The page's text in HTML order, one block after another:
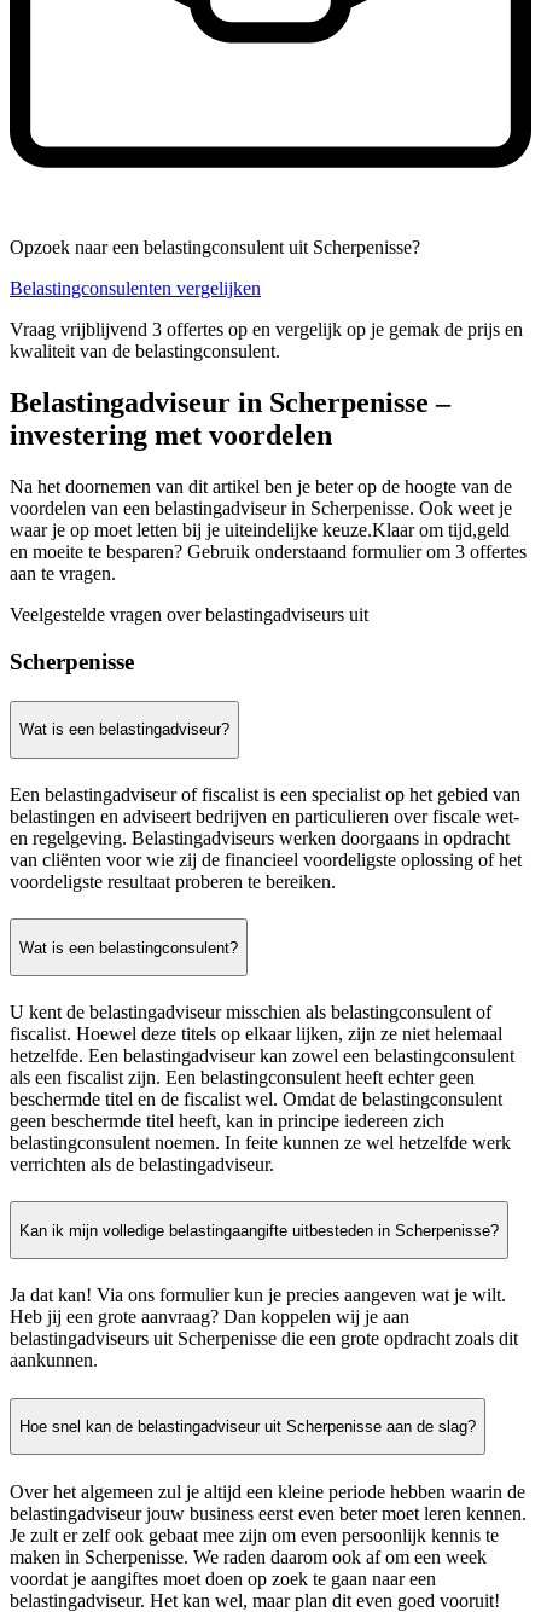
Opzoek naar een belastingconsulent uit Scherpenisse?
Belastingconsulenten vergelijken
Vraag vrijblijvend 3 offertes op en vergelijk op je gemak de prijs en
kwaliteit van de belastingconsulent.
Belastingadviseur in Scherpenisse –
investering met voordelen
Na het doornemen van dit artikel ben je beter op de hoogte van de
voordelen van een belastingadviseur in Scherpenisse. Ook weet je
waar je op moet letten bij je uiteindelijke keuze.Klaar om tijd,geld
en moeite te besparen? Gebruik onderstaand formulier om 3 offertes
aan te vragen.
Veelgestelde vragen over belastingadviseurs uit
Scherpenisse
Wat is een belastingadviseur?
Een belastingadviseur of fiscalist is een specialist op het gebied van
belastingen en adviseert bedrijven en particulieren over fiscale wet-
en regelgeving. Belastingadviseurs werken doorgaans in opdracht
van cliënten voor wie zij de financieel voordeligste oplossing of het
voordeligste resultaat proberen te bereiken.
Wat is een belastingconsulent?
U kent de belastingadviseur misschien als belastingconsulent of
fiscalist. Hoewel deze titels op elkaar lijken, zijn ze niet helemaal
hetzelfde. Een belastingadviseur kan zowel een belastingconsulent
als een fiscalist zijn. Een belastingconsulent heeft echter geen
beschermde titel en de fiscalist wel. Omdat de belastingconsulent
geen beschermde titel heeft, kan in principe iedereen zich
belastingconsulent noemen. In feite kunnen ze wel hetzelfde werk
verrichten als de belastingadviseur.
Kan ik mijn volledige belastingaangifte uitbesteden in Scherpenisse?
Ja dat kan! Via ons formulier kun je precies aangeven wat je wilt.
Heb jij een grote aanvraag? Dan koppelen wij je aan
belastingadviseurs uit Scherpenisse die een grote opdracht zoals dit
aankunnen.
Hoe snel kan de belastingadviseur uit Scherpenisse aan de slag?
Over het algemeen zul je altijd een kleine periode hebben waarin de
belastingadviseur jouw business eerst even beter moet leren kennen.
Je zult er zelf ook gebaat mee zijn om even persoonlijk kennis te
maken in Scherpenisse. We raden daarom ook af om een week
voordat je aangiftes moet doen op zoek te gaan naar een
belastingadviseur. Het kan wel, maar plan dit even goed vooruit!